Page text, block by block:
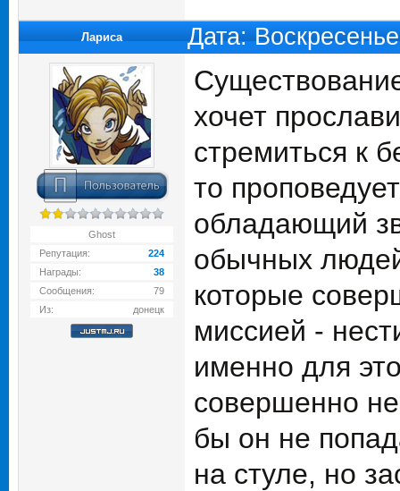
Лариса Дата:
Ghost
Репутация:
224
Награды:
38
Сообщения:
79
Из:
донецк
хочет
стремиться к
то
обладающий
обычных
которые
миссией -
именно для
совершенно
бы он не
на стуле, но